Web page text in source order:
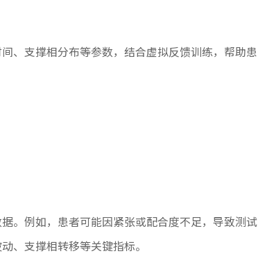
、支撑相分布等参数，结合虚拟反馈训练，帮助患
。例如，患者可能因紧张或配合度不足，导致测试
、支撑相转移等关键指标。